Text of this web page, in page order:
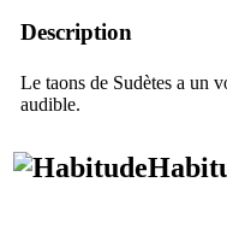
Description
Le taons de Sudètes a un
audible.